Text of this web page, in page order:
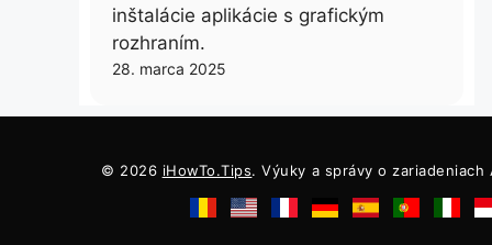
inštalácie aplikácie s grafickým
rozhraním.
28. marca 2025
© 2026 iHowTo.Tips. Výuky a správy o zariadeniach